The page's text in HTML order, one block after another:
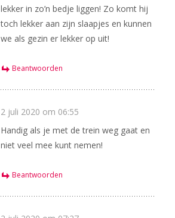
lekker in zo’n bedje liggen! Zo komt hij
toch lekker aan zijn slaapjes en kunnen
we als gezin er lekker op uit!
Beantwoorden
2 juli 2020 om 06:55
Handig als je met de trein weg gaat en
niet veel mee kunt nemen!
Beantwoorden